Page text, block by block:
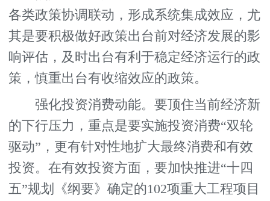
各类政策协调联动，形成系统集成效应，尤
其是要积极做好政策出台前对经济发展的影
响评估，及时出台有利于稳定经济运行的政
策，慎重出台有收缩效应的政策。
强化投资消费动能。要顶住当前经济新
的下行压力，重点是要实施投资消费“双轮
驱动”，更有针对性地扩大最终消费和有效
投资。在有效投资方面，要加快推进“十四
五”规划《纲要》确定的102项重大工程项目